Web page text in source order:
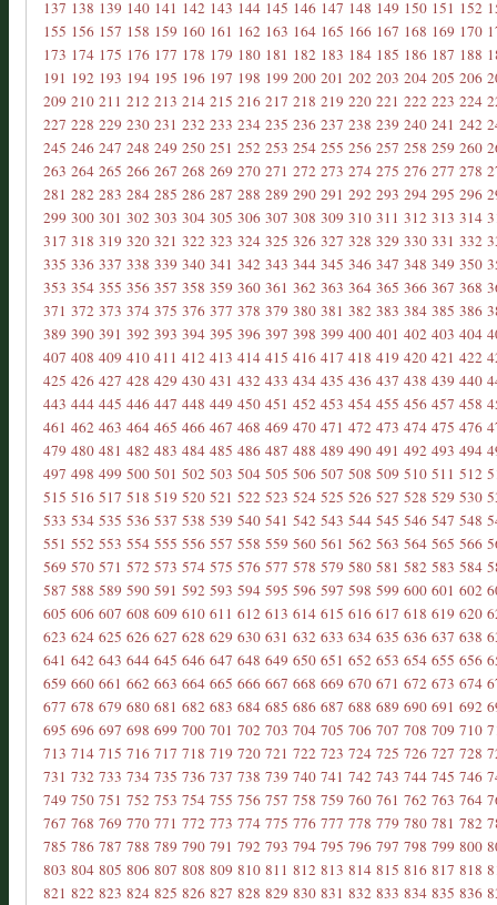
137 138 139 140 141 142 143 144 145 146 147 148 149 150 151 152
155 156 157 158 159 160 161 162 163 164 165 166 167 168 169 170
173 174 175 176 177 178 179 180 181 182 183 184 185 186 187 188
191 192 193 194 195 196 197 198 199 200 201 202 203 204 205 206
209 210 211 212 213 214 215 216 217 218 219 220 221 222 223 224
227 228 229 230 231 232 233 234 235 236 237 238 239 240 241 242
245 246 247 248 249 250 251 252 253 254 255 256 257 258 259 260
263 264 265 266 267 268 269 270 271 272 273 274 275 276 277 278
281 282 283 284 285 286 287 288 289 290 291 292 293 294 295 296
299 300 301 302 303 304 305 306 307 308 309 310 311 312 313 314
317 318 319 320 321 322 323 324 325 326 327 328 329 330 331 332
335 336 337 338 339 340 341 342 343 344 345 346 347 348 349 350
353 354 355 356 357 358 359 360 361 362 363 364 365 366 367 368
371 372 373 374 375 376 377 378 379 380 381 382 383 384 385 386
389 390 391 392 393 394 395 396 397 398 399 400 401 402 403 404
407 408 409 410 411 412 413 414 415 416 417 418 419 420 421 422
425 426 427 428 429 430 431 432 433 434 435 436 437 438 439 440
443 444 445 446 447 448 449 450 451 452 453 454 455 456 457 458
461 462 463 464 465 466 467 468 469 470 471 472 473 474 475 476
479 480 481 482 483 484 485 486 487 488 489 490 491 492 493 494
497 498 499 500 501 502 503 504 505 506 507 508 509 510 511 512
515 516 517 518 519 520 521 522 523 524 525 526 527 528 529 530
533 534 535 536 537 538 539 540 541 542 543 544 545 546 547 548
551 552 553 554 555 556 557 558 559 560 561 562 563 564 565 566
569 570 571 572 573 574 575 576 577 578 579 580 581 582 583 584
587 588 589 590 591 592 593 594 595 596 597 598 599 600 601 602
605 606 607 608 609 610 611 612 613 614 615 616 617 618 619 620
623 624 625 626 627 628 629 630 631 632 633 634 635 636 637 638
641 642 643 644 645 646 647 648 649 650 651 652 653 654 655 656
659 660 661 662 663 664 665 666 667 668 669 670 671 672 673 674
677 678 679 680 681 682 683 684 685 686 687 688 689 690 691 692
695 696 697 698 699 700 701 702 703 704 705 706 707 708 709 710
713 714 715 716 717 718 719 720 721 722 723 724 725 726 727 728
731 732 733 734 735 736 737 738 739 740 741 742 743 744 745 746
749 750 751 752 753 754 755 756 757 758 759 760 761 762 763 764
767 768 769 770 771 772 773 774 775 776 777 778 779 780 781 782
785 786 787 788 789 790 791 792 793 794 795 796 797 798 799 800
803 804 805 806 807 808 809 810 811 812 813 814 815 816 817 818
821 822 823 824 825 826 827 828 829 830 831 832 833 834 835 836